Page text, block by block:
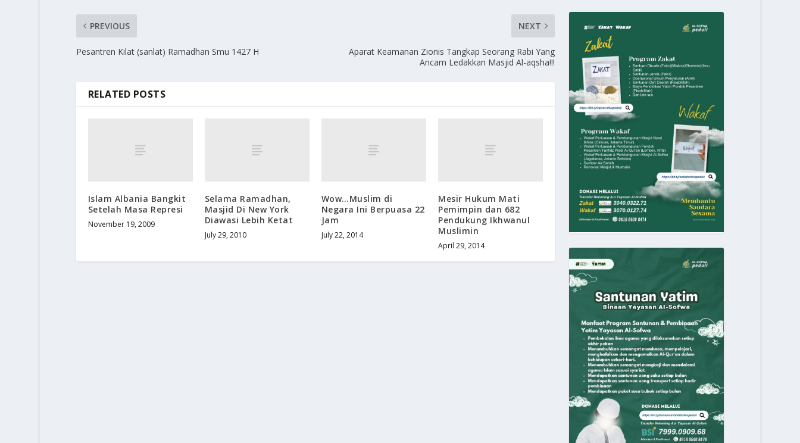
PREVIOUS
Pesantren Kilat (sanlat) Ramadhan Smu 1427 H
NEXT
Aparat Keamanan Zionis Tangkap Seorang Rabi Yang
Ancam Ledakkan Masjid Al-aqsha!!!
RELATED POSTS
Islam Albania Bangkit
Setelah Masa Represi
November 19, 2009
Selama Ramadhan,
Masjid Di New York
Diawasi Lebih Ketat
July 29, 2010
Wow…Muslim di
Negara Ini Berpuasa 22
Jam
July 22, 2014
Mesir Hukum Mati
Pemimpin dan 682
Pendukung Ikhwanul
Muslimin
April 29, 2014